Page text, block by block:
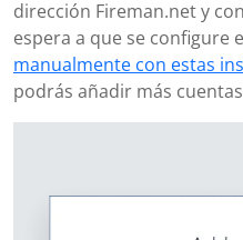
dirección Fireman.net y
espera a que se configure
manualmente con estas
podrás añadir más